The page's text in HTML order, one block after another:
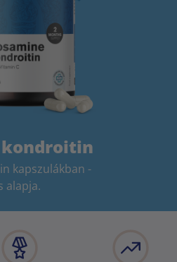
kondroitin
kapszulákban -
alapja.